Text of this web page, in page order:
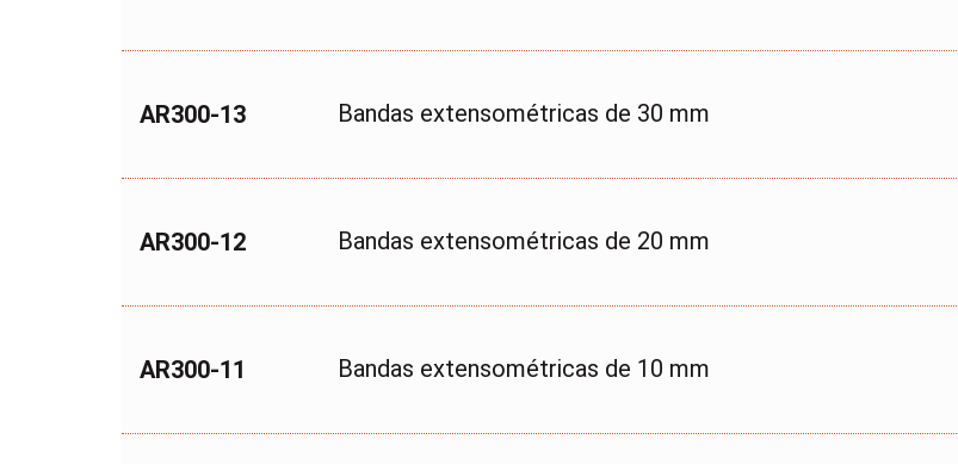
AR300-13 Bandas extensométricas de 30 mm
AR300-12 Bandas extensométricas de 20 mm
AR300-11 Bandas extensométricas de 10 mm